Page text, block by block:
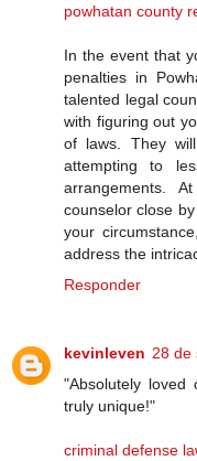
powhatan county
In the event that
penalties in
talented legal
with figuring out
of laws. They
attempting to
arrangements.
counselor close
your
address the
Responder
kevinleven 28 de
"Absolutely loved
truly unique!"
criminal defense